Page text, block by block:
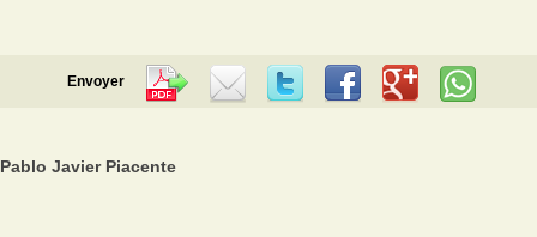
Envoyer
Pablo Javier Piacente